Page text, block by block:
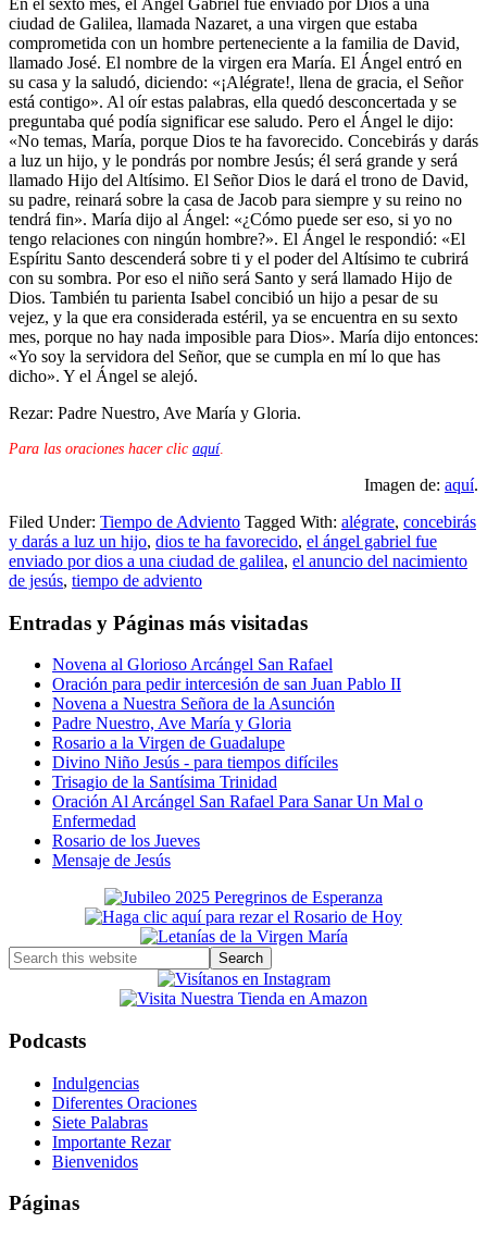
ciudad de Galilea, llamada Nazaret, a una virgen que estaba
comprometida con un hombre perteneciente a la familia de David,
llamado José. El nombre de la virgen era María. El Ángel entró en
su casa y la saludó, diciendo: «¡Alégrate!, llena de gracia, el Señor
está contigo». Al oír estas palabras, ella quedó desconcertada y se
preguntaba qué podía significar ese saludo. Pero el Ángel le dijo:
«No temas, María, porque Dios te ha favorecido. Concebirás y darás
a luz un hijo, y le pondrás por nombre Jesús; él será grande y será
llamado Hijo del Altísimo. El Señor Dios le dará el trono de David,
su padre, reinará sobre la casa de Jacob para siempre y su reino no
tendrá fin». María dijo al Ángel: «¿Cómo puede ser eso, si yo no
tengo relaciones con ningún hombre?». El Ángel le respondió: «El
Espíritu Santo descenderá sobre ti y el poder del Altísimo te cubrirá
con su sombra. Por eso el niño será Santo y será llamado Hijo de
Dios. También tu parienta Isabel concibió un hijo a pesar de su
vejez, y la que era considerada estéril, ya se encuentra en su sexto
mes, porque no hay nada imposible para Dios». María dijo entonces:
«Yo soy la servidora del Señor, que se cumpla en mí lo que has
dicho». Y el Ángel se alejó.
Rezar: Padre Nuestro, Ave María y Gloria.
Para las oraciones hacer clic aquí.
Imagen de: aquí.
Filed Under: Tiempo de Adviento Tagged With: alégrate, concebirás
y darás a luz un hijo, dios te ha favorecido, el ángel gabriel fue
enviado por dios a una ciudad de galilea, el anuncio del nacimiento
de jesús, tiempo de adviento
Entradas y Páginas más visitadas
Novena al Glorioso Arcángel San Rafael
Oración para pedir intercesión de san Juan Pablo II
Novena a Nuestra Señora de la Asunción
Padre Nuestro, Ave María y Gloria
Rosario a la Virgen de Guadalupe
Divino Niño Jesús - para tiempos difíciles
Trisagio de la Santísima Trinidad
Oración Al Arcángel San Rafael Para Sanar Un Mal o
Enfermedad
Rosario de los Jueves
Mensaje de Jesús
Primary
Sidebar
Search
this
Podcasts
Indulgencias
Diferentes Oraciones
Siete Palabras
Importante Rezar
Bienvenidos
Páginas